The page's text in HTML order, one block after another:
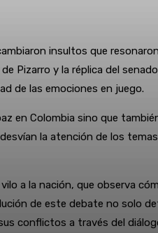
insultos que
Pizarro y la réplica del
de las emociones en juego.
en Colombia sino que
la atención de los
a la nación, que observa
de este debate no solo
conflictos a través del